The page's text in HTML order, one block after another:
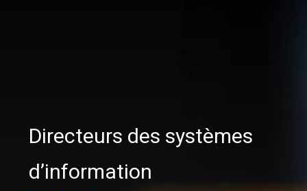
Directeurs des systèmes
d’information